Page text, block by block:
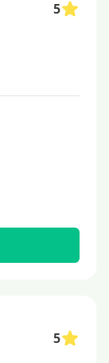
5
5